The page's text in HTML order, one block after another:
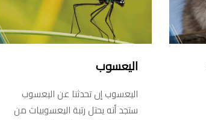
اليعسوب
اليعسوب إن تحدثنا عن اليعسوب
ستجد أنه يحتل رتبة اليعسوبيات من